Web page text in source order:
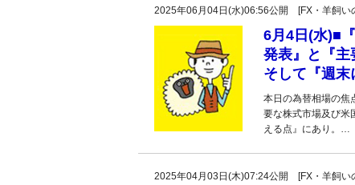
2025年06月04日(水)06:56公開 [FX・羊飼い
6月4日(水)■
発表』と『主
そして『週
本日の為替相場の焦
要な株式市場及び米
える点』にあり。…
2025年04月03日(木)07:24公開 [FX・羊飼い